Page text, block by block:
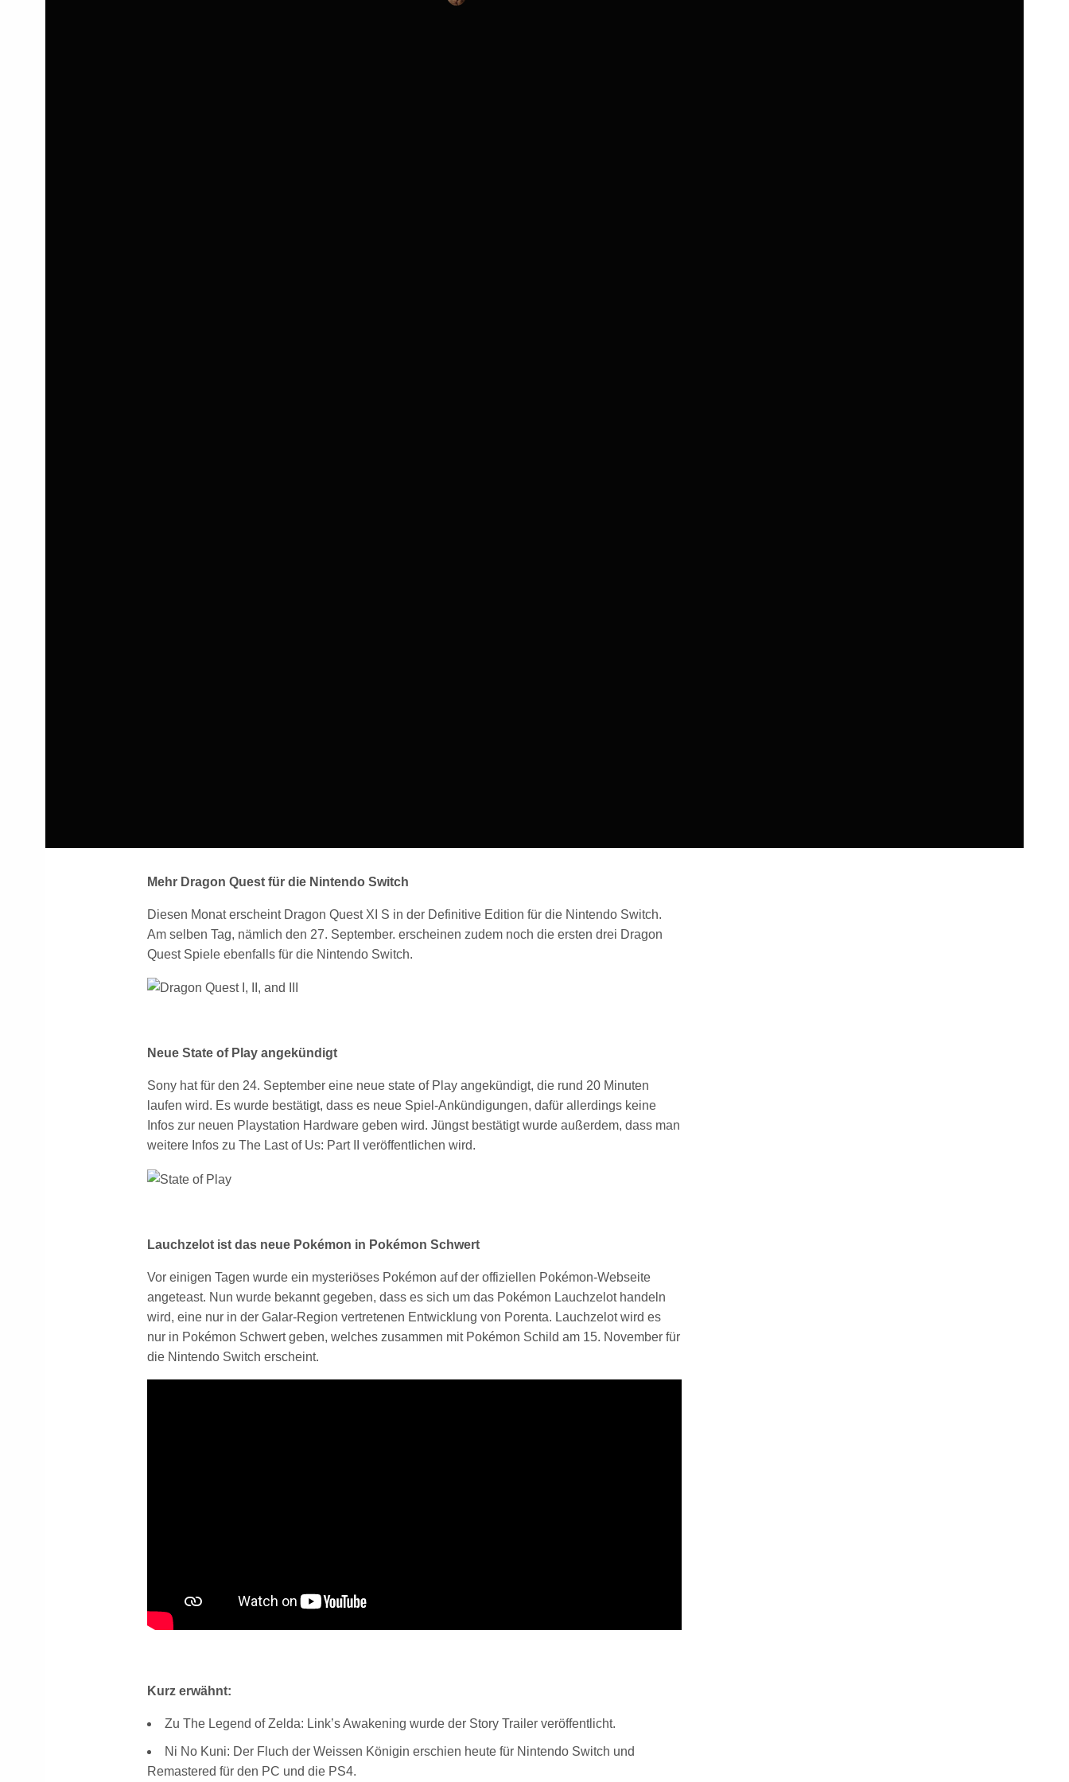
Mehr Dragon Quest für die Nintendo Switch
Diesen Monat erscheint Dragon Quest XI S in der Definitive Edition für die Nintendo Switch.
Am selben Tag, nämlich den 27. September. erscheinen zudem noch die ersten drei Dragon
Quest Spiele ebenfalls für die Nintendo Switch.
Neue State of Play angekündigt
Sony hat für den 24. September eine neue state of Play angekündigt, die rund 20 Minuten
laufen wird. Es wurde bestätigt, dass es neue Spiel-Ankündigungen, dafür allerdings keine
Infos zur neuen Playstation Hardware geben wird. Jüngst bestätigt wurde außerdem, dass man
weitere Infos zu The Last of Us: Part II veröffentlichen wird.
Lauchzelot ist das neue Pokémon in Pokémon Schwert
Vor einigen Tagen wurde ein mysteriöses Pokémon auf der offiziellen Pokémon-Webseite
angeteast. Nun wurde bekannt gegeben, dass es sich um das Pokémon Lauchzelot handeln
wird, eine nur in der Galar-Region vertretenen Entwicklung von Porenta. Lauchzelot wird es
nur in Pokémon Schwert geben, welches zusammen mit Pokémon Schild am 15. November für
die Nintendo Switch erscheint.
Kurz erwähnt:
Zu The Legend of Zelda: Link’s Awakening wurde der Story Trailer veröffentlicht.
Ni No Kuni: Der Fluch der Weissen Königin erschien heute für Nintendo Switch und
Remastered für den PC und die PS4.